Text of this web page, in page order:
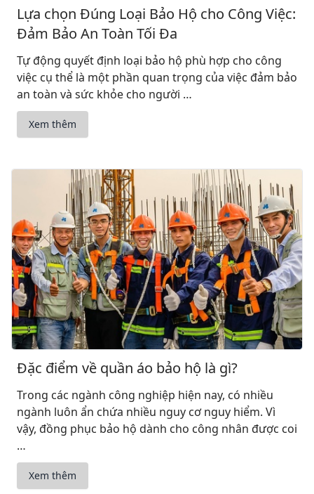
Lựa chọn Đúng Loại Bảo Hộ cho Công Việc:
Đảm Bảo An Toàn Tối Đa
Tự động quyết định loại bảo hộ phù hợp cho công
việc cụ thể là một phần quan trọng của việc đảm bảo
an toàn và sức khỏe cho người …
Xem thêm
Đặc điểm về quần áo bảo hộ là gì?
Trong các ngành công nghiệp hiện nay, có nhiều
ngành luôn ẩn chứa nhiều nguy cơ nguy hiểm. Vì
vậy, đồng phục bảo hộ dành cho công nhân được coi
…
Xem thêm